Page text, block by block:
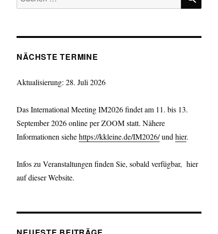
nach:
NÄCHSTE TERMINE
Aktualisierung: 28. Juli 2026
Das International Meeting IM2026 findet am 11. bis 13.
September 2026 online per ZOOM statt. Nähere
Informationen siehehttps://kkleine.de/IM2026/undhier.
Infos zu Veranstaltungen finden Sie, sobald verfügbar, hier
auf dieser Website.